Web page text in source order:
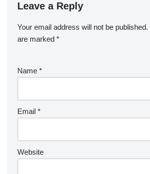
Leave a Reply
Your email address will not be published.
are marked *
Name *
Email *
Website